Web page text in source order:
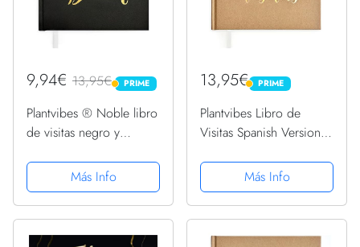
9,94€ 13,95€ PRIME
PRIME
Plantvibes ® Noble libro
de visitas negro y
dura libro de invitados
vintage para bodas,
bautizos o cumpleaños,
Más Info
13,95€ PRIME
PRIME
Plantvibes Libro de
Visitas Spanish Version
Fiestas de Cumpleaños,
72 Páginas, Tapa Dura,
Papel, Libro de Visitas
Más Info